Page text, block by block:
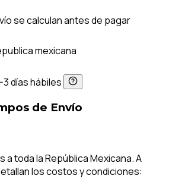
se calculan antes de pagar
mexicana
días hábiles
de Envío
a toda la República Mexicana. A
los costos y condiciones: